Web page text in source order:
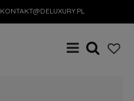
KONTAKT@DELUXURY.PL